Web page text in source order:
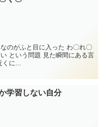
のがふと目に入った わ〇れ〇
という問題 見た瞬間にある言
くに...
学習しない自分